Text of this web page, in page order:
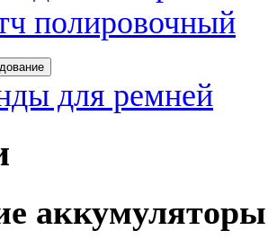
полировочный
для ремней